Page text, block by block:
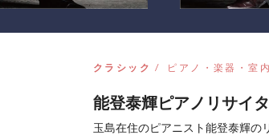
クラシック ピアノ・楽器・室
能登泰輝ピアノリサイ
玉島在住のピアニスト能登泰輝の